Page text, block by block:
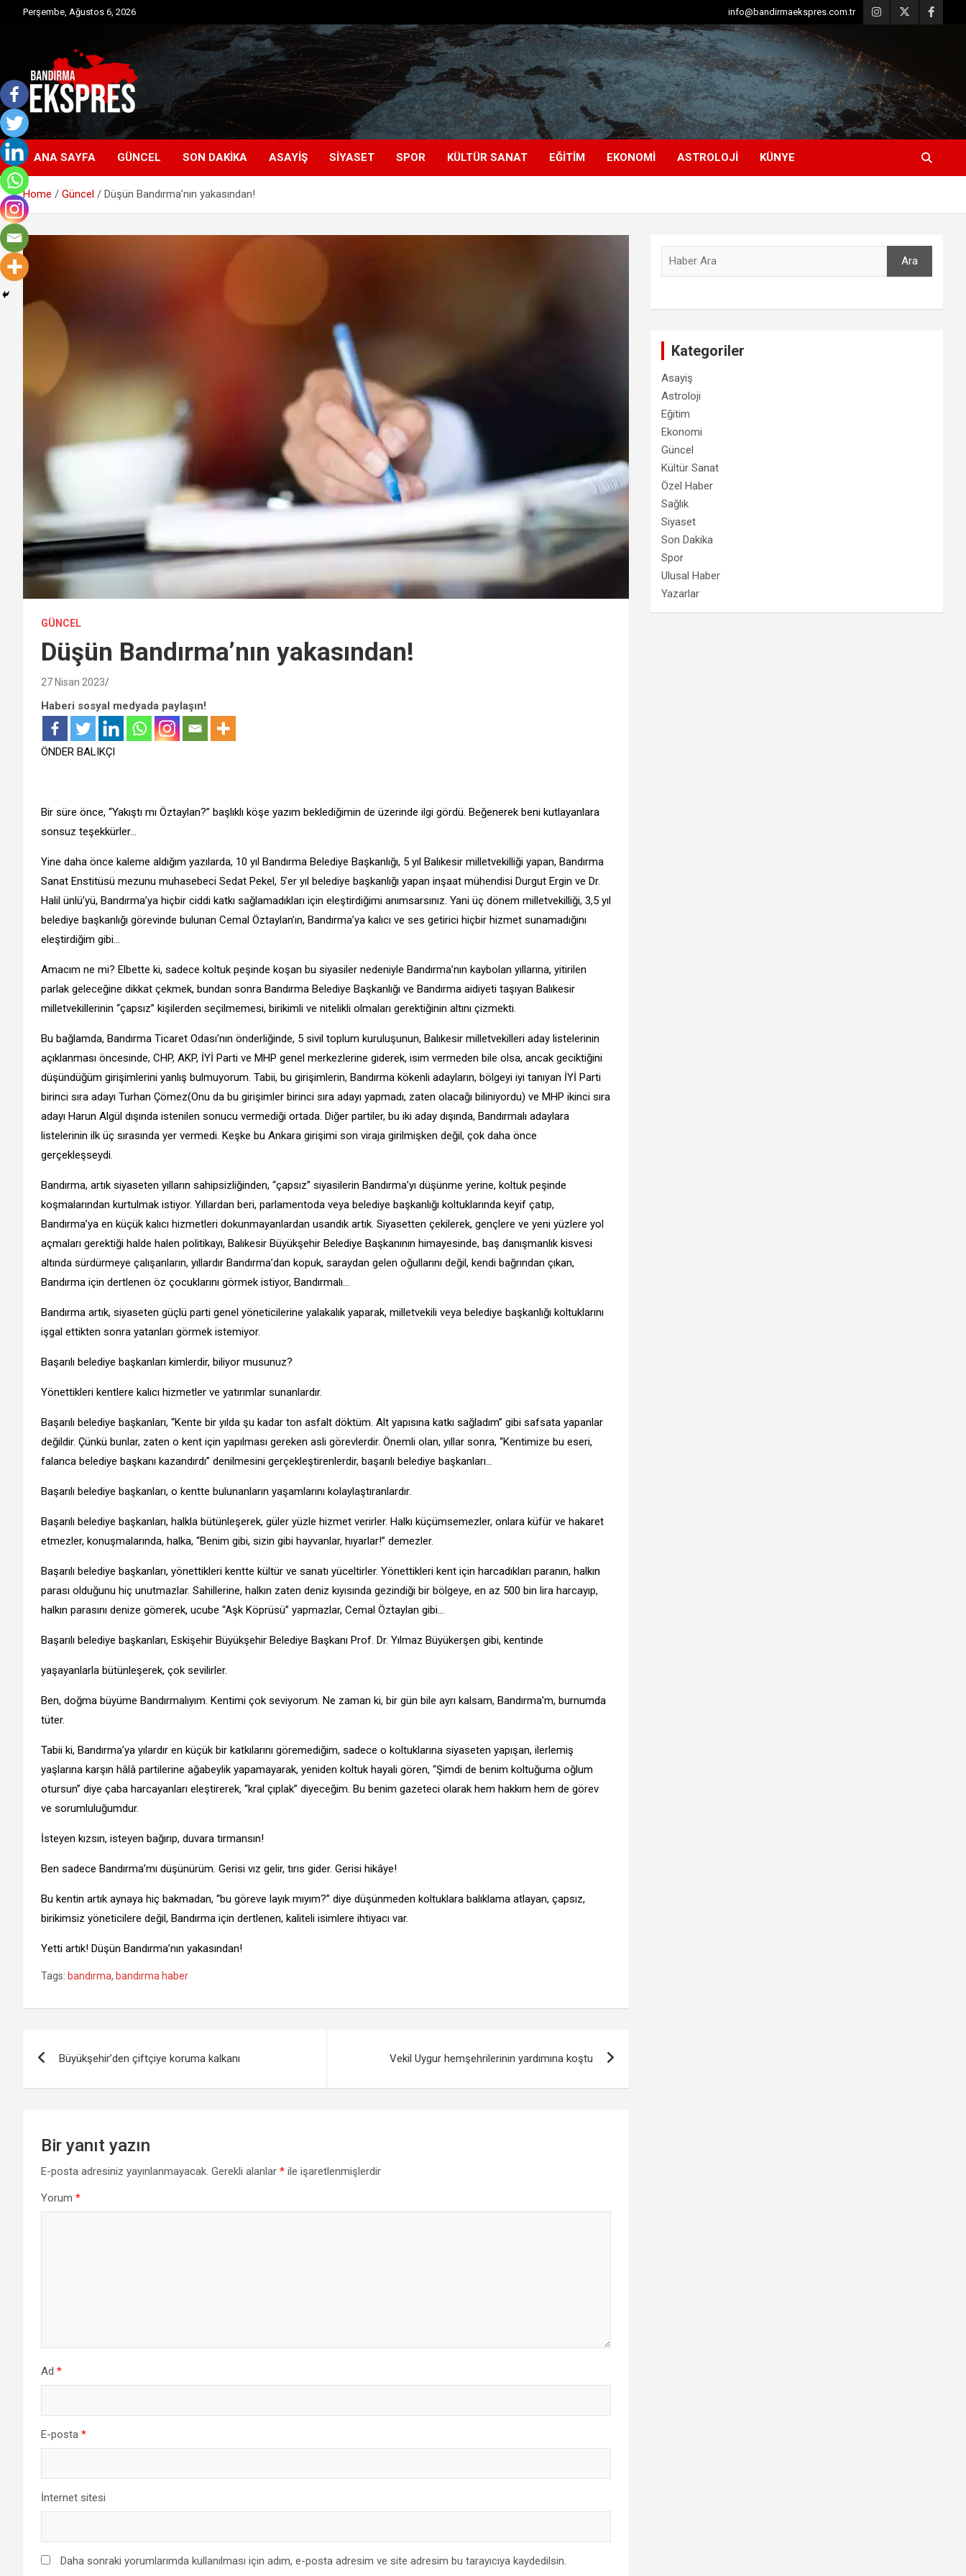
Perşembe, Ağustos 6, 2026 info@bandirmaekspres.com.tr
Bandırma Ekspres
Bandırma'dan güncel haberler
ANA SAYFA GÜNCEL SON DAKIKA ASAYIŞ SIYASET SPOR KÜLTÜR SANAT EĞITIM EKONOMI ASTROLOJI KÜNYE
Home Güncel Düşün Bandırma’nın yakasından!
GÜNCEL
Düşün Bandırma’nın yakasından!
27 Nisan 2023
Haberi sosyal medyada paylaşın!
ÖNDER BALIKÇI
Bir süre önce, “Yakıştı mı Öztaylan?” başlıklı köşe yazım beklediğimin de üzerinde ilgi gördü. Beğenerek beni kutlayanlara
sonsuz teşekkürler…
Yine daha önce kaleme aldığım yazılarda, 10 yıl Bandırma Belediye Başkanlığı, 5 yıl Balıkesir milletvekilliği yapan, Bandırma
Sanat Enstitüsü mezunu muhasebeci Sedat Pekel, 5’er yıl belediye başkanlığı yapan inşaat mühendisi Durgut Ergin ve Dr.
Halil ünlü’yü, Bandırma’ya hiçbir ciddi katkı sağlamadıkları için eleştirdiğimi anımsarsınız. Yani üç dönem milletvekilliği, 3,5 yıl
belediye başkanlığı görevinde bulunan Cemal Öztaylan’ın, Bandırma’ya kalıcı ve ses getirici hiçbir hizmet sunamadığını
eleştirdiğim gibi…
Amacım ne mi? Elbette ki, sadece koltuk peşinde koşan bu siyasiler nedeniyle Bandırma’nın kaybolan yıllarına, yitirilen
parlak geleceğine dikkat çekmek, bundan sonra Bandırma Belediye Başkanlığı ve Bandırma aidiyeti taşıyan Balıkesir
milletvekillerinin “çapsız” kişilerden seçilmemesi, birikimli ve nitelikli olmaları gerektiğinin altını çizmekti.
Bu bağlamda, Bandırma Ticaret Odası’nın önderliğinde, 5 sivil toplum kuruluşunun, Balıkesir milletvekilleri aday listelerinin
açıklanması öncesinde, CHP, AKP, İYİ Parti ve MHP genel merkezlerine giderek, isim vermeden bile olsa, ancak geciktiğini
düşündüğüm girişimlerini yanlış bulmuyorum. Tabii, bu girişimlerin, Bandırma kökenli adayların, bölgeyi iyi tanıyan İYİ Parti
birinci sıra adayı Turhan Çömez(Onu da bu girişimler birinci sıra adayı yapmadı, zaten olacağı biliniyordu) ve MHP ikinci sıra
adayı Harun Algül dışında istenilen sonucu vermediği ortada. Diğer partiler, bu iki aday dışında, Bandırmalı adaylara
listelerinin ilk üç sırasında yer vermedi. Keşke bu Ankara girişimi son viraja girilmişken değil, çok daha önce
gerçekleşseydi.
Bandırma, artık siyaseten yılların sahipsizliğinden, “çapsız” siyasilerin Bandırma’yı düşünme yerine, koltuk peşinde
koşmalarından kurtulmak istiyor. Yıllardan beri, parlamentoda veya belediye başkanlığı koltuklarında keyif çatıp,
Bandırma’ya en küçük kalıcı hizmetleri dokunmayanlardan usandık artık. Siyasetten çekilerek, gençlere ve yeni yüzlere yol
açmaları gerektiği halde halen politikayı, Balıkesir Büyükşehir Belediye Başkanının himayesinde, baş danışmanlık kisvesi
altında sürdürmeye çalışanların, yıllardır Bandırma’dan kopuk, saraydan gelen oğullarını değil, kendi bağrından çıkan,
Bandırma için dertlenen öz çocuklarını görmek istiyor, Bandırmalı…
Bandırma artık, siyaseten güçlü parti genel yöneticilerine yalakalık yaparak, milletvekili veya belediye başkanlığı koltuklarını
işgal ettikten sonra yatanları görmek istemiyor.
Başarılı belediye başkanları kimlerdir, biliyor musunuz?
Yönettikleri kentlere kalıcı hizmetler ve yatırımlar sunanlardır.
Başarılı belediye başkanları, “Kente bir yılda şu kadar ton asfalt döktüm. Alt yapısına katkı sağladım” gibi safsata yapanlar
değildir. Çünkü bunlar, zaten o kent için yapılması gereken asli görevlerdir. Önemli olan, yıllar sonra, “Kentimize bu eseri,
falanca belediye başkanı kazandırdı” denilmesini gerçekleştirenlerdir, başarılı belediye başkanları…
Başarılı belediye başkanları, o kentte bulunanların yaşamlarını kolaylaştıranlardır.
Başarılı belediye başkanları, halkla bütünleşerek, güler yüzle hizmet verirler. Halkı küçümsemezler, onlara küfür ve hakaret
etmezler, konuşmalarında, halka, “Benim gibi, sizin gibi hayvanlar, hıyarlar!” demezler.
Başarılı belediye başkanları, yönettikleri kentte kültür ve sanatı yüceltirler. Yönettikleri kent için harcadıkları paranın, halkın
parası olduğunu hiç unutmazlar. Sahillerine, halkın zaten deniz kıyısında gezindiği bir bölgeye, en az 500 bin lira harcayıp,
halkın parasını denize gömerek, ucube “Aşk Köprüsü” yapmazlar, Cemal Öztaylan gibi…
Başarılı belediye başkanları, Eskişehir Büyükşehir Belediye Başkanı Prof. Dr. Yılmaz Büyükerşen gibi, kentinde
yaşayanlarla bütünleşerek, çok sevilirler.
Ben, doğma büyüme Bandırmalıyım. Kentimi çok seviyorum. Ne zaman ki, bir gün bile ayrı kalsam, Bandırma’m, burnumda
tüter.
Tabii ki, Bandırma’ya yılardır en küçük bir katkılarını göremediğim, sadece o koltuklarına siyaseten yapışan, ilerlemiş
yaşlarına karşın hâlâ partilerine ağabeylik yapamayarak, yeniden koltuk hayali gören, “Şimdi de benim koltuğuma oğlum
otursun” diye çaba harcayanları eleştirerek, “kral çıplak” diyeceğim. Bu benim gazeteci olarak hem hakkım hem de görev
ve sorumluluğumdur.
İsteyen kızsın, isteyen bağırıp, duvara tırmansın!
Ben sadece Bandırma’mı düşünürüm. Gerisi vız gelir, tırıs gider. Gerisi hikâye!
Bu kentin artık aynaya hiç bakmadan, “bu göreve layık mıyım?” diye düşünmeden koltuklara balıklama atlayan, çapsız,
birikimsiz yöneticilere değil, Bandırma için dertlenen, kaliteli isimlere ihtiyacı var.
Yetti artık! Düşün Bandırma’nın yakasından!
Tags: bandırma, bandırma haber
gezinmesi
Büyükşehir’den çiftçiye koruma kalkanı Vekil Uygur hemşehrilerinin yardımına koştu
Bir yanıt yazın
E-posta adresiniz yayınlanmayacak. Gerekli alanlar * ile işaretlenmişlerdir
Yorum *
Ad *
E-posta *
İnternet sitesi
Daha sonraki yorumlarımda kullanılması için adım, e-posta adresim ve site adresim bu tarayıcıya kaydedilsin.
Ara
Kategoriler
Asayiş
Astroloji
Eğitim
Ekonomi
Güncel
Kültür Sanat
Özel Haber
Sağlık
Siyaset
Son Dakika
Spor
Ulusal Haber
Yazarlar